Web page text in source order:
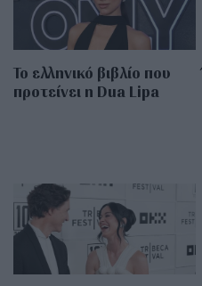
Το ελληνικό βιβλίο που
προτείνει η Dua Lipa